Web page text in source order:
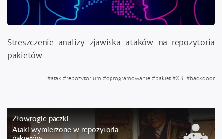
Streszczenie analizy zjawiska ataków na repozytoria
pakietów.
#atak #repozytorium #oprogramowanie#pakiet#XBI #backdoor
Złowrogie paczki
Ataki wymierzone w repozytoria